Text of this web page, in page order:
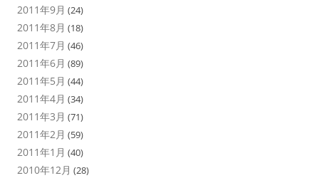
2011年9月 (24)
2011年8月 (18)
2011年7月 (46)
2011年6月 (89)
2011年5月 (44)
2011年4月 (34)
2011年3月 (71)
2011年2月 (59)
2011年1月 (40)
2010年12月 (28)